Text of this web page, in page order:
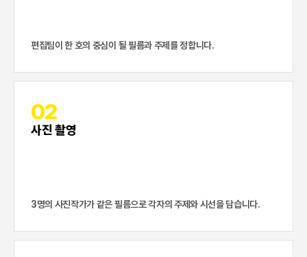
편집팀이 한 호의 중심이 될 필름과 주제를 정합니다.
02
사진 촬영
3명의 사진작가가 같은 필름으로 각자의 주제와 시선을 담습니다.